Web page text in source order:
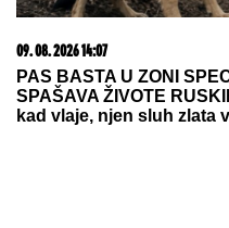
09. 08. 2026 14:07
PAS BASTA U ZONI
SPAŠAVA ŽIVOTE
kad vlaje, njen sluh zlata